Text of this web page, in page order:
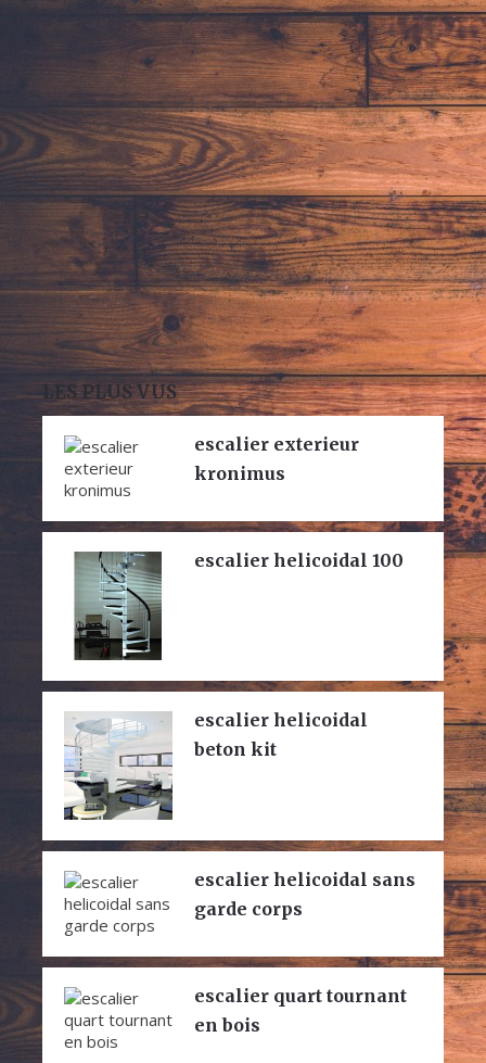
LES PLUS VUS
escalier exterieur
kronimus
escalier helicoidal 100
escalier helicoidal
beton kit
escalier helicoidal sans
garde corps
escalier quart tournant
en bois